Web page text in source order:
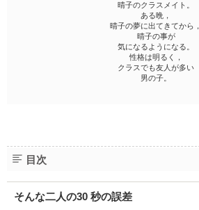
晴子のクラスメイト。
ある晩，
晴子の夢に出てきてから，
晴子の事が
気になるようになる。
性格は明るく，
クラスでも友人が多い
男の子。
目次
そんな二人の30 秒の誤差